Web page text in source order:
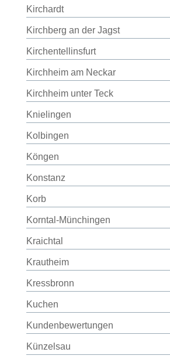
Kirchardt
Kirchberg an der Jagst
Kirchentellinsfurt
Kirchheim am Neckar
Kirchheim unter Teck
Knielingen
Kolbingen
Köngen
Konstanz
Korb
Korntal-Münchingen
Kraichtal
Krautheim
Kressbronn
Kuchen
Kundenbewertungen
Künzelsau